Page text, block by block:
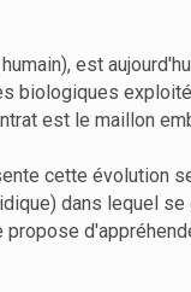
est
est le maillon
cette évolution
dans lequel